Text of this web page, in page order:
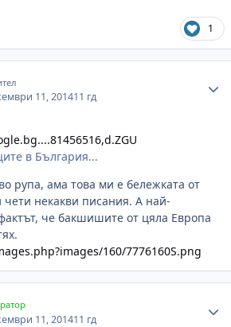
1
11, 201411 гд
в България...
рупа, ама това ми е бележката от
чети некакви писания. А най-
че бакшишите от цяла Европа
160/7776160S.png
11, 201411 гд